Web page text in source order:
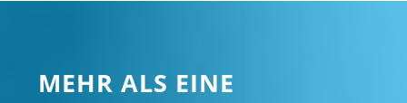
MEHR ALS EINE